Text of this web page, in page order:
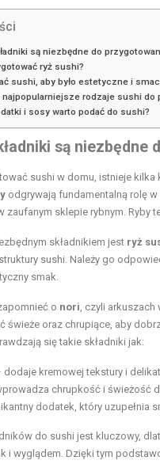
są niezbędne do
ryż sushi?
sushi, aby było estetyczne i
najpopularniejsze rodzaje sushi do
i sosy warto podać do sushi?
są niezbędne
sushi w domu, istnieje kilka
odgrywają fundamentalną rolę
zaufanym sklepie rybnym. Ryby
składnikiem jest ryż
sushi. Należy go
smak.
o nori , czyli
świeże oraz chrupiące, aby
się takie składniki jak:
dodaje kremowej tekstury i
chrupkość i świeżość
dodatek, który uzupełnia
do sushi jest kluczowy,
i wyglądem. Dzięki tym